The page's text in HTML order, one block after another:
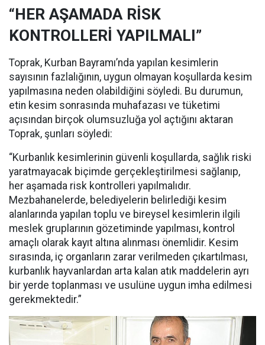
“HER AŞAMADA RİSK
KONTROLLERİ YAPILMALI”
Toprak, Kurban Bayramı’nda yapılan kesimlerin
sayısının fazlalığının, uygun olmayan koşullarda kesim
yapılmasına neden olabildiğini söyledi. Bu durumun,
etin kesim sonrasında muhafazası ve tüketimi
açısından birçok olumsuzluğa yol açtığını aktaran
Toprak, şunları söyledi:
“Kurbanlık kesimlerinin güvenli koşullarda, sağlık riski
yaratmayacak biçimde gerçekleştirilmesi sağlanıp,
her aşamada risk kontrolleri yapılmalıdır.
Mezbahanelerde, belediyelerin belirlediği kesim
alanlarında yapılan toplu ve bireysel kesimlerin ilgili
meslek gruplarının gözetiminde yapılması, kontrol
amaçlı olarak kayıt altına alınması önemlidir. Kesim
sırasında, iç organların zarar verilmeden çıkartılması,
kurbanlık hayvanlardan arta kalan atık maddelerin ayrı
bir yerde toplanması ve usulüne uygun imha edilmesi
gerekmektedir.”